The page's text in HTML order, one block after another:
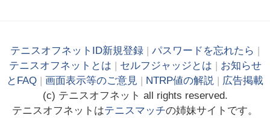
テニスオフネットID新規登録 | パスワードを忘れたら |
テニスオフネットとは | セルフジャッジとは | お知らせ
とFAQ | 画面表示等のご意見 | NTRP値の解説 | 広告掲載
(c) テニス オフネット all rights reserved.
テニスオフネットはテニスマッチの姉妹サイトです。